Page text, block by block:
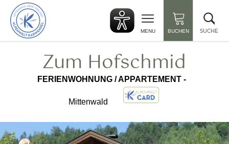
zurück
zur
Startseite
MENU BUCHEN SUCHE
Zum Hofschmid
FERIENWOHNUNG / APPARTEMENT -
Mittenwald